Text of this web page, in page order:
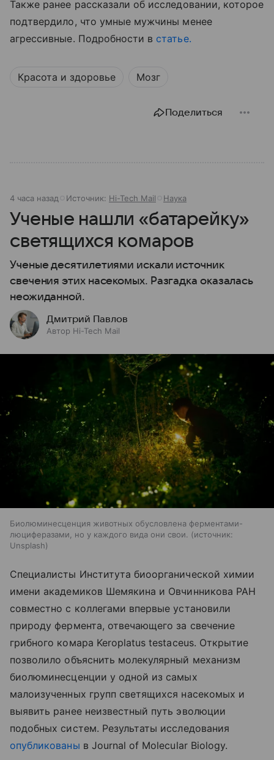
Также ранее рассказали об исследовании, которое
подтвердило, что умные мужчины менее
агрессивные. Подробности в статье.
Красота и здоровье Мозг
Поделиться
4 часа назад Источник: Hi-Tech Mail Наука
Ученые нашли «батарейку»
светящихся комаров
Ученые десятилетиями искали источник
свечения этих насекомых. Разгадка оказалась
неожиданной.
Дмитрий Павлов
Автор Hi-Tech Mail
Биолюминесценция животных обусловлена ферментами-
люциферазами, но у каждого вида они свои.
источник:
Unsplash
Специалисты Института биоорганической химии
имени академиков Шемякина и Овчинникова РАН
совместно с коллегами впервые установили
природу фермента, отвечающего за свечение
грибного комара Keroplatus testaceus. Открытие
позволило объяснить молекулярный механизм
биолюминесценции у одной из самых
малоизученных групп светящихся насекомых и
выявить ранее неизвестный путь эволюции
подобных систем. Результаты исследования
опубликованы в Journal of Molecular Biology.